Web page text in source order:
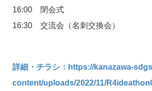
16:00 閉会式
16:30 交流会（名刺交換会）
詳細・チラシ： https://kanazawa-
content/uploads/2022/11/